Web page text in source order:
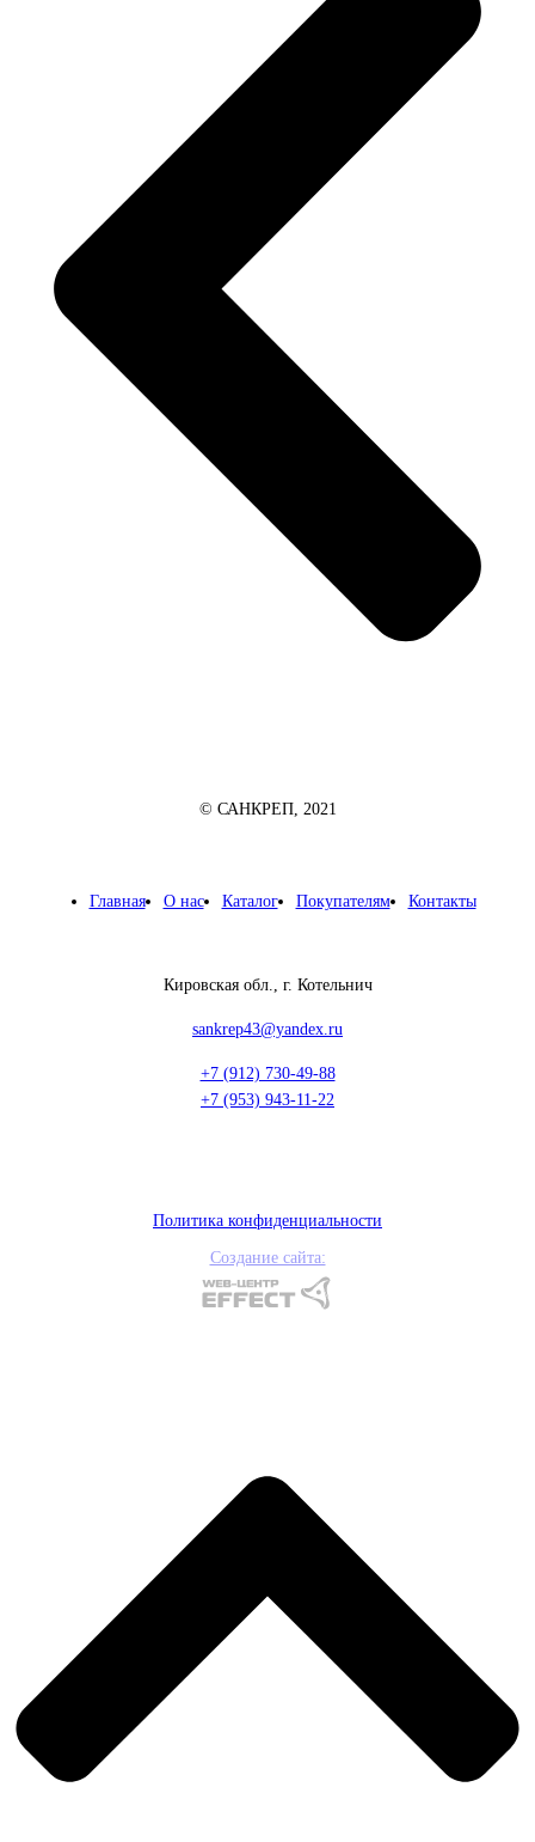
© САНКРЕП, 2021
Главная О нас Каталог Покупателям Контакты
Кировская обл., г. Котельнич
sankrep43@yandex.ru
+7 (912) 730-49-88
+7 (953) 943-11-22
Политика конфиденциальности
Создание сайта: